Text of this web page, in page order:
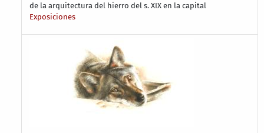
de la arquitectura del hierro del s. XIX en la capital
Exposiciones